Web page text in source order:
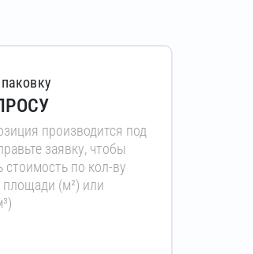
производится под
заявку, чтобы
стоимость по кол-ву
площади (м²) или